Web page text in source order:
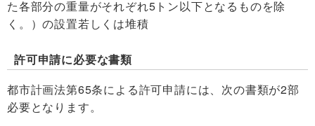
た各部分の重量がそれぞれ5トン以下となるものを除
く。）の設置若しくは堆積
許可申請に必要な書類
都市計画法第65条による許可申請には、次の書類が2部
必要となります。